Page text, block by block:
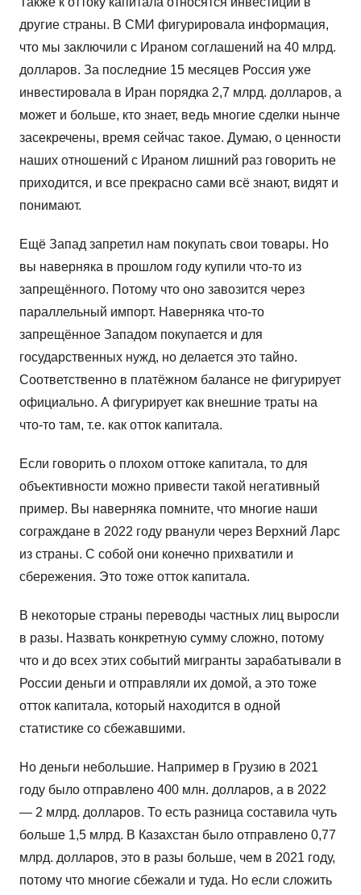
другие страны. В СМИ фигурировала информация,
что мы заключили с Ираном соглашений на 40 млрд.
долларов. За последние 15 месяцев Россия уже
инвестировала в Иран порядка 2,7 млрд. долларов, а
может и больше, кто знает, ведь многие сделки нынче
засекречены, время сейчас такое. Думаю, о ценности
наших отношений с Ираном лишний раз говорить не
приходится, и все прекрасно сами всё знают, видят и
понимают.
Ещё Запад запретил нам покупать свои товары. Но
вы наверняка в прошлом году купили что-то из
запрещённого. Потому что оно завозится через
параллельный импорт. Наверняка что-то
запрещённое Западом покупается и для
государственных нужд, но делается это тайно.
Соответственно в платёжном балансе не фигурирует
официально. А фигурирует как внешние траты на
что-то там, т.е. как отток капитала.
Если говорить о плохом оттоке капитала, то для
объективности можно привести такой негативный
пример. Вы наверняка помните, что многие наши
сограждане в 2022 году рванули через Верхний Ларс
из страны. С собой они конечно прихватили и
сбережения. Это тоже отток капитала.
В некоторые страны переводы частных лиц выросли
в разы. Назвать конкретную сумму сложно, потому
что и до всех этих событий мигранты зарабатывали в
России деньги и отправляли их домой, а это тоже
отток капитала, который находится в одной
статистике со сбежавшими.
Но деньги небольшие. Например в Грузию в 2021
году было отправлено 400 млн. долларов, а в 2022
— 2 млрд. долларов. То есть разница составила чуть
больше 1,5 млрд. В Казахстан было отправлено 0,77
млрд. долларов, это в разы больше, чем в 2021 году,
потому что многие сбежали и туда. Но если сложить